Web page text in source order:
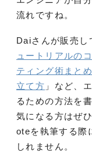
流れですね。
Daiさんが販売し
ュートリアルの
ティング術まとめ
立て方 」など、
るための方法を
気になる方はぜ
oteを執筆する際
しれません。